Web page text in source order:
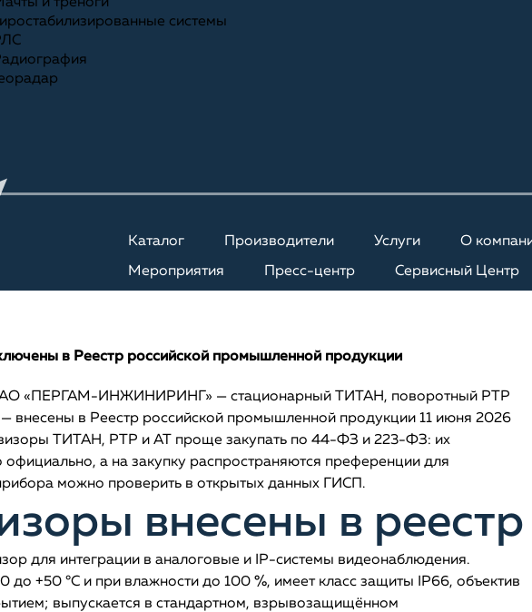
Каталог Производители Услуги О
Мероприятия Пресс-центр Сервисный Центр
Гиростабилизированные системы
в Реестр российской промышленной продукции
АО «ПЕРГАМ-ИНЖИНИРИНГ» — стационарный ТИТАН, поворотный РТР
внесены в Реестр российской промышленной продукции 11 июня 2026
ТИТАН, РТР и АТ проще закупать по 44-ФЗ и 223-ФЗ: их
а на закупку распространяются преференции для
можно проверить в открытых данных ГИСП.
внесены в реестр
для интеграции в аналоговые и IP-системы видеонаблюдения.
до +50 °C и при влажности до 100 %, имеет класс защиты IP66, объектив
выпускается в стандартном, взрывозащищённом